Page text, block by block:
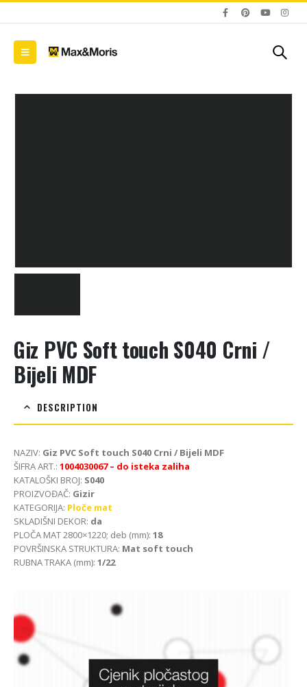
Giz PVC Soft touch S040 Crni /
Bijeli MDF
DESCRIPTION
NAZIV: Giz PVC Soft touch S040 Crni / Bijeli MDF
ŠIFRA ART.: 1004030067 – do isteka zaliha
KATALOŠKI BROJ: S040
PROIZVOĐAČ: Gizir
KATEGORIJA: Ploče mat
SKLADIŠNI DEKOR: da
PLOČA MAT 2800×1220; deb (mm): 18
POVRŠINSKA STRUKTURA: Mat soft touch
RUBNA TRAKA (mm): 1/22